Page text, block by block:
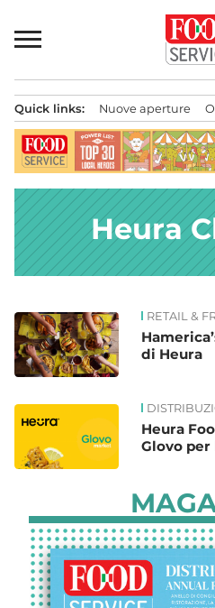
al
contenuto
principale
Quick links: Nuove aperture
Heura
News RETAIL &
di Heura
Heura
Glovo per